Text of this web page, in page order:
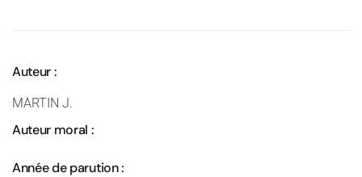
Auteur :
MARTIN J.
Auteur moral :
Année de parution :